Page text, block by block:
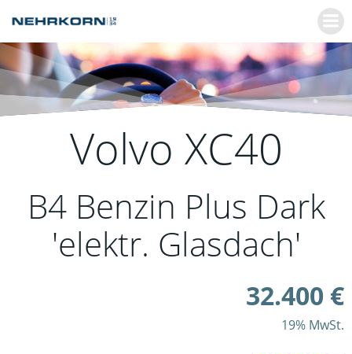
springen
Volvo XC40
B4 Benzin Plus Dark
'elektr. Glasdach'
32.400 €
19% MwSt.